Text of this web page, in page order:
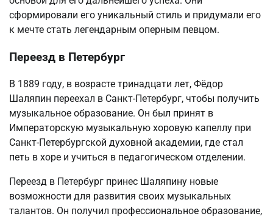
сформировали его уникальный стиль и придумали его
к мечте стать легендарным оперным певцом.
Переезд в Петербург
В 1889 году, в возрасте тринадцати лет, Фёдор
Шаляпин переехал в Санкт-Петербург, чтобы получить
музыкальное образование. Он был принят в
Императорскую музыкальную хоровую капеллу при
Санкт-Петербургской духовной академии, где стал
петь в хоре и учиться в педагогическом отделении.
Переезд в Петербург принес Шаляпину новые
возможности для развития своих музыкальных
талантов. Он получил профессиональное образование,